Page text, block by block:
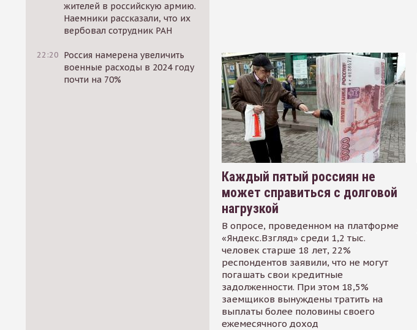
жителей в российскую армию.
Наемники рассказали, что их
вербовал сотрудник РАН
22:20 Россия намерена увеличить
военные расходы в 2024 году
почти на 70%
Каждый пятый россиян не
может справиться с долговой
нагрузкой
В опросе, проведенном на платформе
«Яндекс.Взгляд» среди 1,2 тыс.
человек старше 18 лет, 22%
респондентов заявили, что не могут
погашать свои кредитные
задолженности. При этом 18,5%
заемщиков вынуждены тратить на
выплаты более половины своего
ежемесячного доход